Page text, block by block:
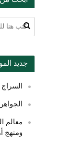
جديد
معالم
ومنهج